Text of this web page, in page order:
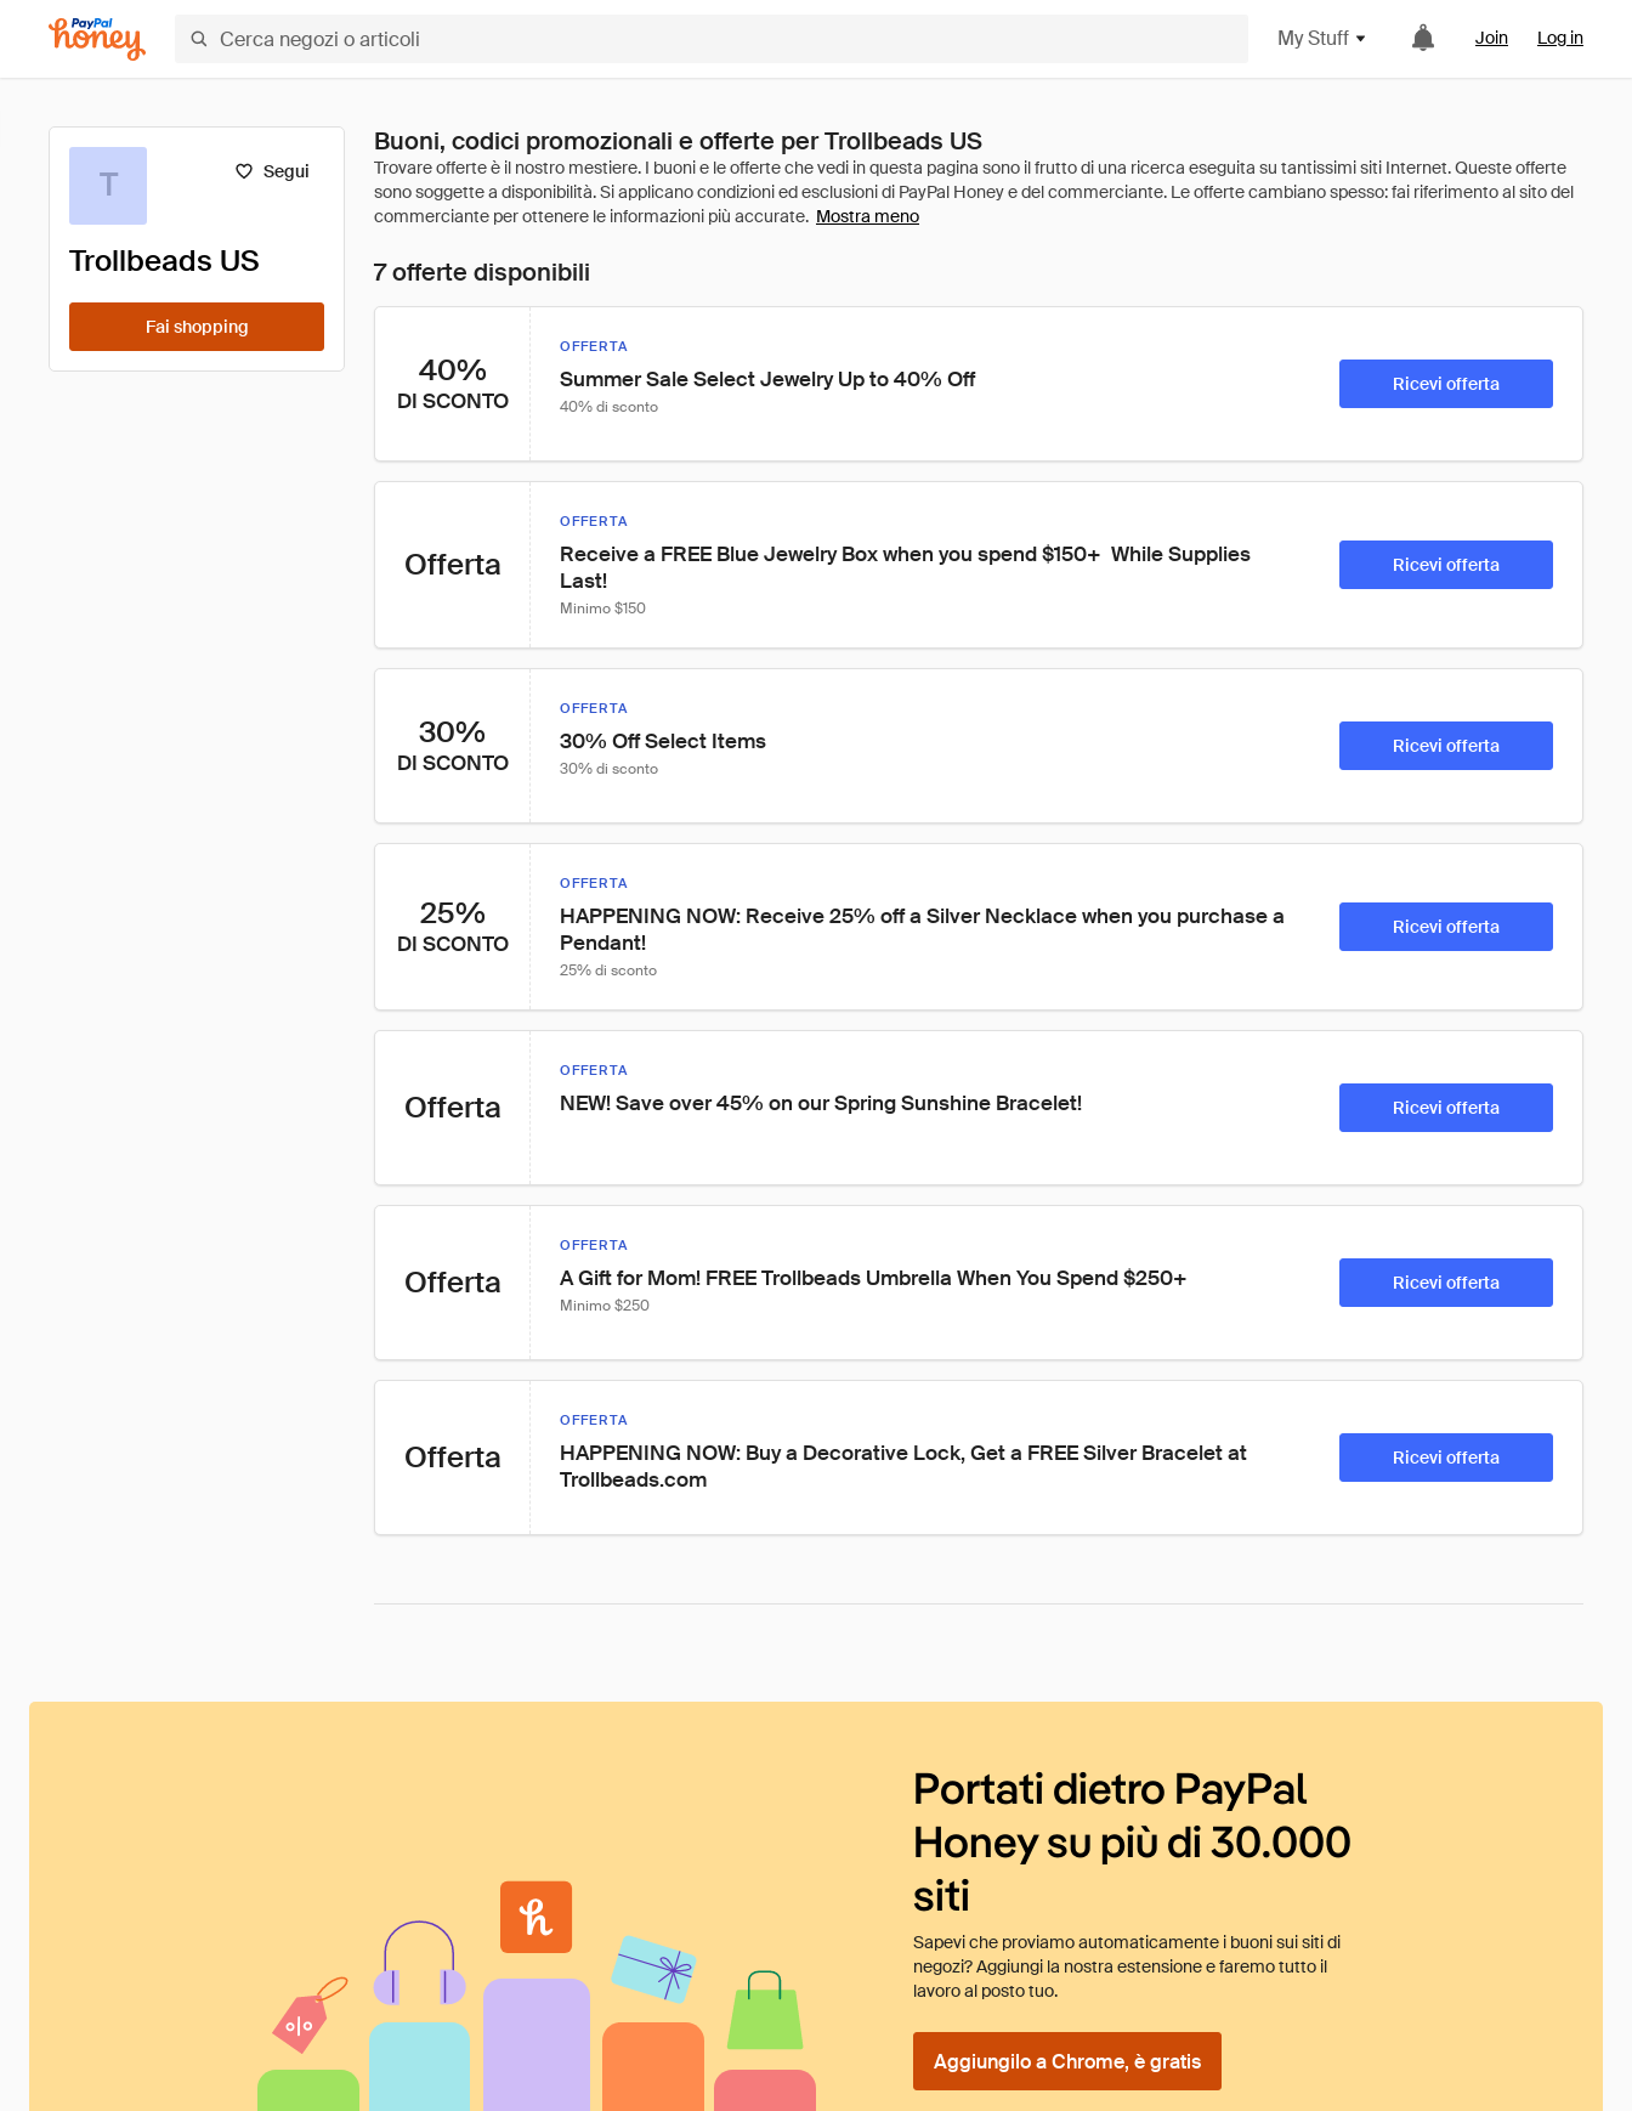
My Stuff Join Log in
Segui
T
Trollbeads US
Fai shopping
Buoni, codici promozionali e offerte per Trollbeads US
Mostra meno
7 offerte disponibili
40%
DI SCONTO
OFFERTA
Summer Sale Select Jewelry Up to 40% Off
40% di sconto
Ricevi offerta
Offerta
OFFERTA
Receive a FREE Blue Jewelry Box when you spend $150+  While Supplies
Last!
Minimo $150
Ricevi offerta
30%
DI SCONTO
OFFERTA
30% Off Select Items
30% di sconto
Ricevi offerta
25%
DI SCONTO
OFFERTA
HAPPENING NOW: Receive 25% off a Silver Necklace when you purchase a
Pendant!
25% di sconto
Ricevi offerta
Offerta
OFFERTA
NEW! Save over 45% on our Spring Sunshine Bracelet! Ricevi offerta
Offerta
OFFERTA
A Gift for Mom! FREE Trollbeads Umbrella When You Spend $250+
Minimo $250
Ricevi offerta
Offerta
OFFERTA
HAPPENING NOW: Buy a Decorative Lock, Get a FREE Silver Bracelet at
Trollbeads.com
Ricevi offerta
Portati dietro PayPal
Honey su più di 30.000
siti
Sapevi che proviamo automaticamente i buoni sui siti di
negozi? Aggiungi la nostra estensione e faremo tutto il
lavoro al posto tuo.
Aggiungilo a Chrome, è gratis